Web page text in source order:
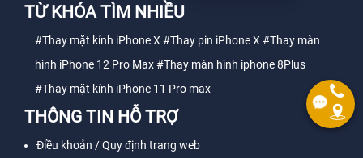
TỪ KHÓA TÌM NHIỀU
#Thay mặt kính iPhone X #Thay pin iPhone X #Thay màn
hình iPhone 12 Pro Max#Thay màn hình iphone 8Plus
#Thay mặt kính iPhone 11 Pro max
THÔNG TIN HỖ TRỢ
Điều khoản / Quy định trang web